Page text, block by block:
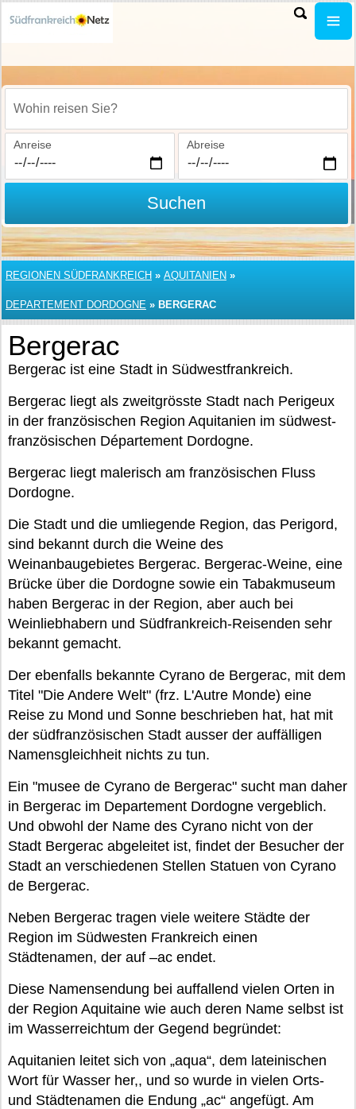
Wohin reisen Sie?
Anreise Abreise
Suchen
REGIONEN SÜDFRANKREICH » AQUITANIEN »
DEPARTEMENT DORDOGNE » BERGERAC
Bergerac
Bergerac ist eine Stadt in Südwestfrankreich.
Bergerac liegt als zweitgrösste Stadt nach Perigeux
in der französischen Region Aquitanien im südwest-
französischen Département Dordogne.
Bergerac liegt malerisch am französischen Fluss
Dordogne.
Die Stadt und die umliegende Region, das Perigord,
sind bekannt durch die Weine des
Weinanbaugebietes Bergerac. Bergerac-Weine, eine
Brücke über die Dordogne sowie ein Tabakmuseum
haben Bergerac in der Region, aber auch bei
Weinliebhabern und Südfrankreich-Reisenden sehr
bekannt gemacht.
Der ebenfalls bekannte Cyrano de Bergerac, mit dem
Titel "Die Andere Welt" (frz. L'Autre Monde) eine
Reise zu Mond und Sonne beschrieben hat, hat mit
der südfranzösischen Stadt ausser der auffälligen
Namensgleichheit nichts zu tun.
Ein "musee de Cyrano de Bergerac" sucht man daher
in Bergerac im Departement Dordogne vergeblich.
Und obwohl der Name des Cyrano nicht von der
Stadt Bergerac abgeleitet ist, findet der Besucher der
Stadt an verschiedenen Stellen Statuen von Cyrano
de Bergerac.
Neben Bergerac tragen viele weitere Städte der
Region im Südwesten Frankreich einen
Städtenamen, der auf –ac endet.
Diese Namensendung bei auffallend vielen Orten in
der Region Aquitaine wie auch deren Name selbst ist
im Wasserreichtum der Gegend begründet:
Aquitanien leitet sich von „aqua“, dem lateinischen
Wort für Wasser her,, und so wurde in vielen Orts-
und Städtenamen die Endung „ac“ angefügt. Am